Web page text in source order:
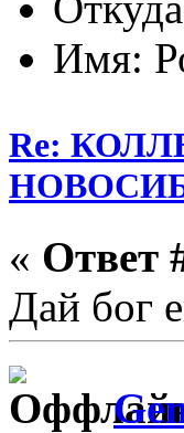
Имя:
Re:
« Ответ
Дай бог